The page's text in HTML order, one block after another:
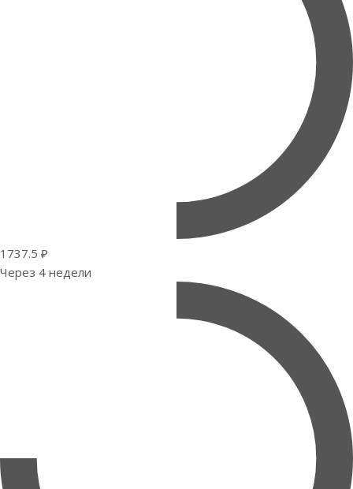
1737.5 ₽
Через 4 недели